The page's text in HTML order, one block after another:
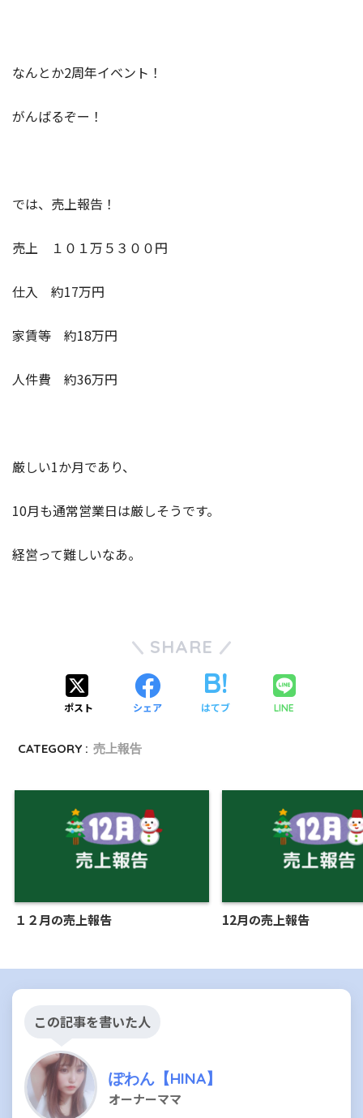
なんとか2周年イベント！
がんばるぞー！
では、売上報告！
売上 １０１万５３００円
仕入 約17万円
家賃等 約18万円
人件費 約36万円
厳しい1か月であり、
10月も通常営業日は厳しそうです。
経営って難しいなあ。
SHARE
ポスト シェア はてブ LINE
CATEGORY : 売上報告
１２月の売上報告 12月の売上報告
この記事を書いた人
ぽわん【HINA】
オーナーママ